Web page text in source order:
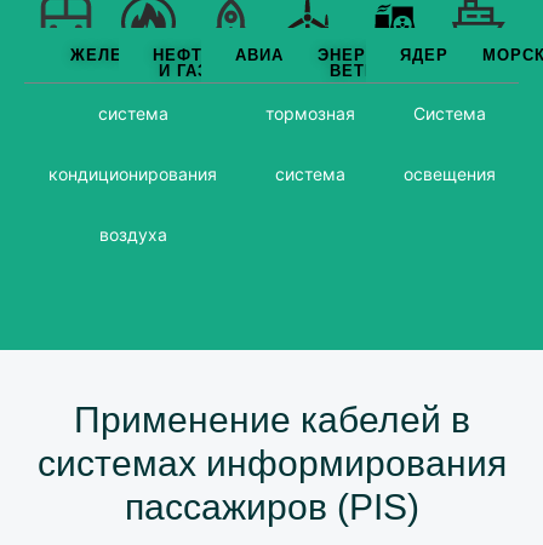
ЖЕЛЕЗНОДОРОЖНЫЙ
ПУТЬ
НЕФТЬ
И ГАЗ
АВИАЦИЯЭНЕРГИЯ
ВЕТРА
ЯДЕРНЫЙ
система
кондиционирования
воздуха
тормозная
система
Система
освещения
Применение кабелей в
системах информирования
пассажиров (PIS)